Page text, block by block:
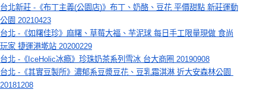
台北新莊 -《布丁主義(公園店)》布丁、奶酪、豆花 平價甜點 新莊運動
公園 20210423
台北 -《如糬佳珍》麻糬、草莓大福、芋泥球 每日手工限量現做 食尚
玩家 捷運港墘站 20200229
台北 -《IceHolic冰瘾》珍珠奶茶系列雪冰 台大商圈 20190908
台北 -《其實豆製所》濃郁系豆漿豆花、豆乳霜淇淋 近大安森林公園
20181208